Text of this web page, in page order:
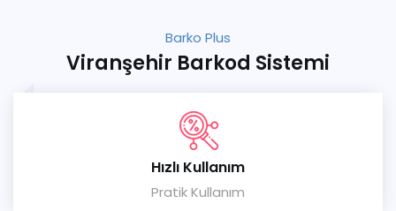
Barko Plus
Viranşehir Barkod Sistemi
Hızlı Kullanım
Pratik Kullanım